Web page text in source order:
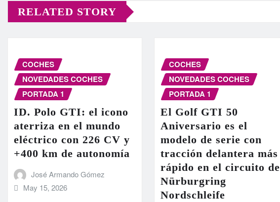
RELATED STORY
COCHES
NOVEDADES COCHES
PORTADA 1
ID. Polo GTI: el icono
aterriza en el mundo
eléctrico con 226 CV y
+400 km de autonomía
José Armando Gómez
May 15, 2026
COCHES
NOVEDADES COCHES
PORTADA 1
El Golf GTI 50
Aniversario es el
modelo de serie con
tracción delantera más
rápido en el circuito de
Nürburgring
Nordschleife